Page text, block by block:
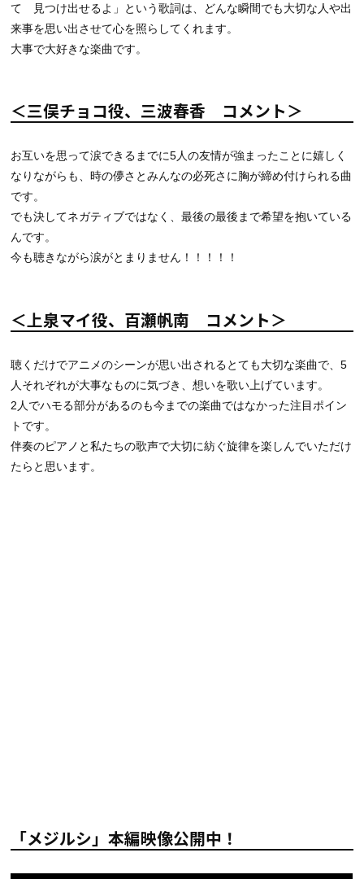
て 見つけ出せるよ」という歌詞は、どんな瞬間でも大切な人や出
来事を思い出させて心を照らしてくれます。
大事で大好きな楽曲です。
＜三俣チョコ役、三波春香 コメント＞
お互いを思って涙できるまでに5人の友情が強まったことに嬉しく
なりながらも、時の儚さとみんなの必死さに胸が締め付けられる曲
です。
でも決してネガティブではなく、最後の最後まで希望を抱いている
んです。
今も聴きながら涙がとまりません！！！！！
＜上泉マイ役、百瀬帆南 コメント＞
聴くだけでアニメのシーンが思い出されるとても大切な楽曲で、5
人それぞれが大事なものに気づき、想いを歌い上げています。
2人でハモる部分があるのも今までの楽曲ではなかった注目ポイン
トです。
伴奏のピアノと私たちの歌声で大切に紡ぐ旋律を楽しんでいただけ
たらと思います。
「メジルシ」本編映像公開中！